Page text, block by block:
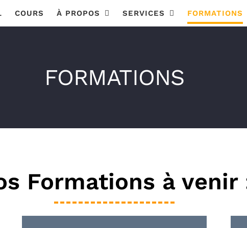
COURS À PROPOS SERVICES FORMATIONS
FORMATIONS
Formations à venir